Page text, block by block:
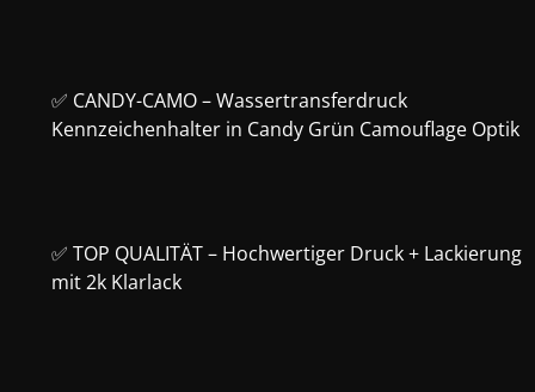
✅ CANDY-CAMO – Wassertransferdruck
Kennzeichenhalter in Candy Grün Camouflage Optik
✅ TOP QUALITÄT – Hochwertiger Druck + Lackierung
mit 2k Klarlack